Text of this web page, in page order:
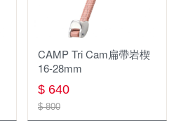
CAMP Tri Cam扁帶岩楔
16-28mm
$ 640
$ 800